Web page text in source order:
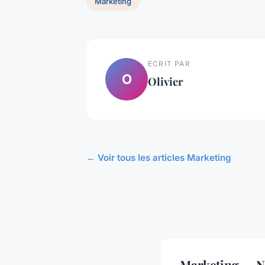
O
ECRIT PAR
Olivier
← Voir tous les articles Marketing